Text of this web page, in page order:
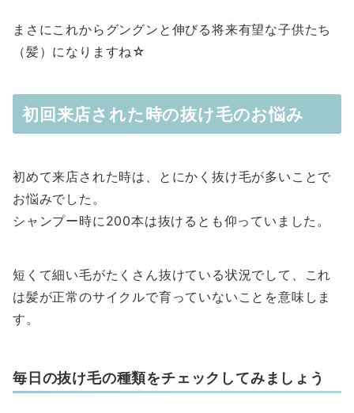
まさにこれからグングンと伸びる将来有望な子供たち
（髪）になりますね☆
初回来店された時の抜け毛のお悩み
初めて来店された時は、とにかく抜け毛が多いことで
お悩みでした。
シャンプー時に200本は抜けるとも仰っていました。
短くて細い毛がたくさん抜けている状況でして、これ
は髪が正常のサイクルで育っていないことを意味しま
す。
毎日の抜け毛の種類をチェックしてみましょう